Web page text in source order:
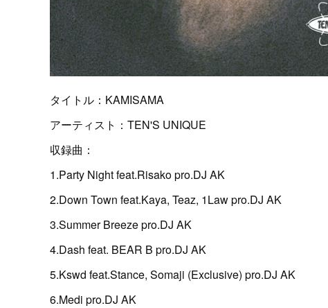
タイトル：KAMISAMA
アーティスト：TEN'S UNIQUE
収録曲：
1.Party Night feat.Risako pro.DJ AK
2.Down Town feat.Kaya, Teaz, 1Law pro.DJ AK
3.Summer Breeze pro.DJ AK
4.Dash feat. BEAR B pro.DJ AK
5.Kswd feat.Stance, Somaji (Exclusive) pro.DJ AK
6.Medi pro.DJ AK